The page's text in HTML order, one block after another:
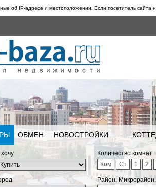
об IP-адресе и местоположении. Если посетитель сайта
ОБМЕН НОВОСТРОЙКИ
Количество комнат
Ком
Ст 1 2
Район,